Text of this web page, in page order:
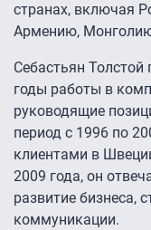
странах, включая
Армению,
Себастьян Толстой
годы работы в
руководящие
период с 1996 по
клиентами в
2009 года, он
развитие бизнеса,
коммуникации.